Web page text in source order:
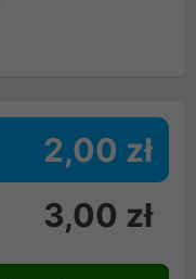
2,00 zł
3,00 zł